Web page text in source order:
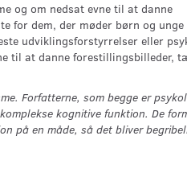
og om nedsat evne til at danne
for dem, der møder børn og unge
udviklingsforstyrrelser eller
til at danne forestillingsbilleder,
Forfatterne, som begge er
kognitive funktion. De
på en måde, så det bliver